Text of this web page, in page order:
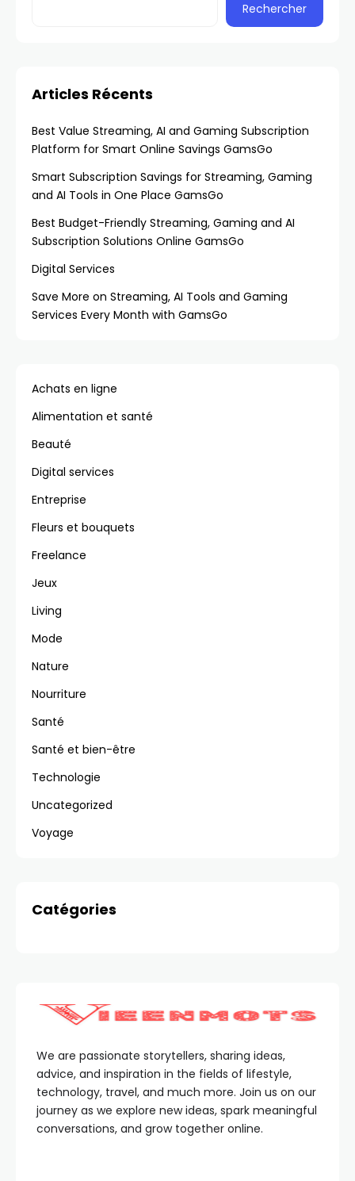
Rechercher
Articles Récents
Best Value Streaming, AI and Gaming Subscription
Platform for Smart Online Savings GamsGo
Smart Subscription Savings for Streaming, Gaming
and AI Tools in One Place GamsGo
Best Budget-Friendly Streaming, Gaming and AI
Subscription Solutions Online GamsGo
Digital Services
Save More on Streaming, AI Tools and Gaming
Services Every Month with GamsGo
Achats en ligne
Alimentation et santé
Beauté
Digital services
Entreprise
Fleurs et bouquets
Freelance
Jeux
Living
Mode
Nature
Nourriture
Santé
Santé et bien-être
Technologie
Uncategorized
Voyage
Catégories
We are passionate storytellers, sharing ideas,
advice, and inspiration in the fields of lifestyle,
technology, travel, and much more. Join us on our
journey as we explore new ideas, spark meaningful
conversations, and grow together online.